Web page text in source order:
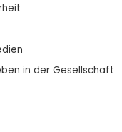
in der Gesellschaft